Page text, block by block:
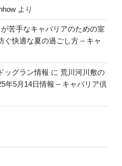
より
苦手なキャバリアのための室
ぐ快適な夏の過ごし方 – キャ
グラン情報 に 荒川河川敷の
5月14日情報 – キャバリア倶